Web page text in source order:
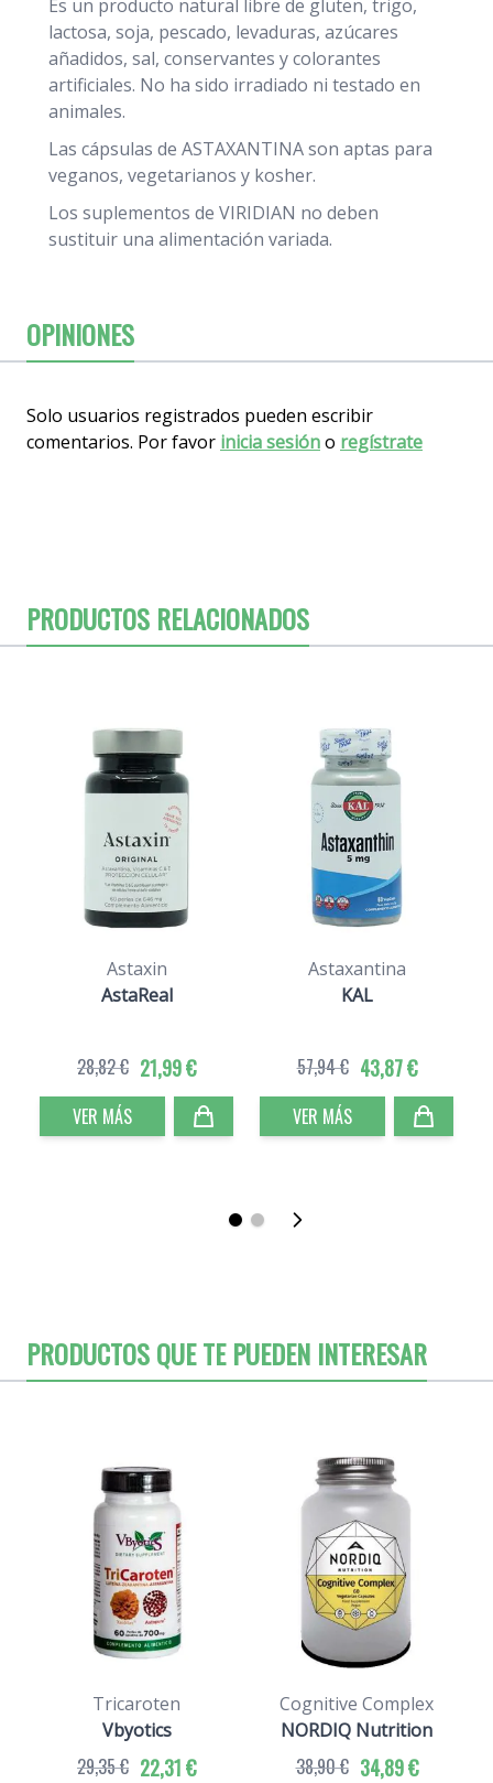
Es un producto natural libre de gluten, trigo,
lactosa, soja, pescado, levaduras, azúcares
añadidos, sal, conservantes y colorantes
artificiales. No ha sido irradiado ni testado en
animales.
Las cápsulas de ASTAXANTINA son aptas para
veganos, vegetarianos y kosher.
Los suplementos de VIRIDIAN no deben
sustituir una alimentación variada.
OPINIONES
Solo usuarios registrados pueden escribir
comentarios. Por favor inicia sesióno regístrate
PRODUCTOS RELACIONADOS
Astaxin
AstaReal
21,99 €
28,82 €
VER MÁS
Astaxantina
KAL
43,87 €
57,94 €
VER MÁS
PRODUCTOS QUE TE PUEDEN INTERESAR
Tricaroten
Vbyotics
22,31 €
29,35 €
Cognitive Complex
NORDIQ Nutrition
34,89 €
38,90 €